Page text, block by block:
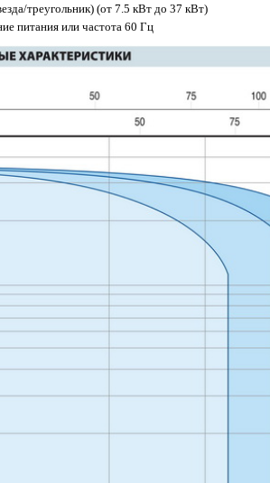
треугольник) (от 7.5 кВт до 37 кВт)
питания или частота 60 Гц